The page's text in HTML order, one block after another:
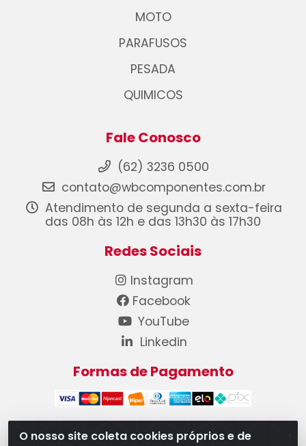
O nosso site coleta cookies próprios e de
MOTO
PARAFUSOS
PESADA
QUIMICOS
Fale Conosco
(62) 3236 0500
contato@wbcomponentes.com.br
Atendimento de segunda a sexta-feira
das 08h às 12h e das 13h30 às 17h30
Redes Sociais
Instagram
Facebook
YouTube
Linkedin
Formas de Pagamento